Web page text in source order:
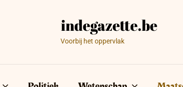
Voorbij het oppervlak